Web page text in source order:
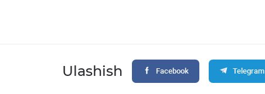
Ulashish Facebook Telegram